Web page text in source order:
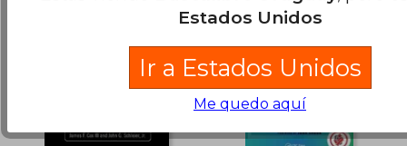
Estados Unidos
Ir a Estados Unidos
Me quedo aquí